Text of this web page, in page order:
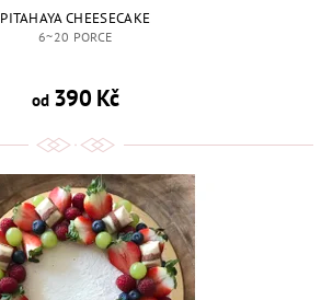
PITAHAYA CHEESECAKE
6~20 PORCE
od390 Kč